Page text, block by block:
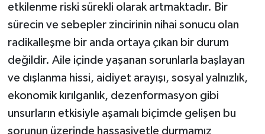
etkilenme riski sürekli olarak artmaktadır. Bir
sürecin ve sebepler zincirinin nihai sonucu olan
radikalleşme bir anda ortaya çıkan bir durum
değildir. Aile içinde yaşanan sorunlarla başlayan
ve dışlanma hissi, aidiyet arayışı, sosyal yalnızlık,
ekonomik kırılganlık, dezenformasyon gibi
unsurların etkisiyle aşamalı biçimde gelişen bu
sorunun üzerinde hassasiyetle durmamız